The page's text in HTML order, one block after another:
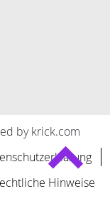
by krick.com
Hinweise